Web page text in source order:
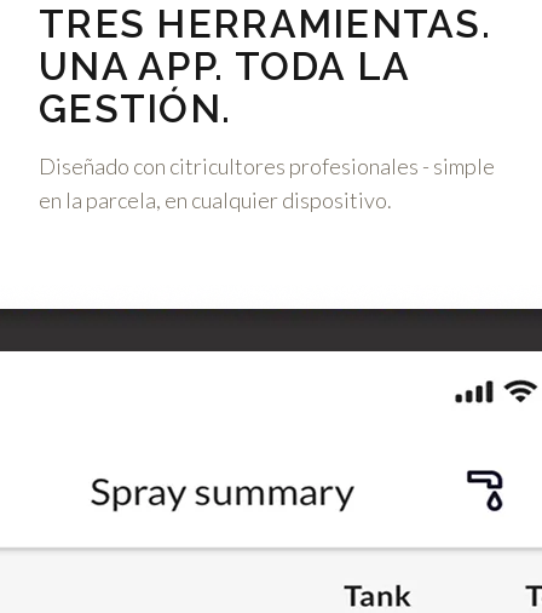
TRES HERRAMIENTAS.
UNA APP. TODA LA
GESTIÓN.
Diseñado con citricultores profesionales - simple
en la parcela, en cualquier dispositivo.